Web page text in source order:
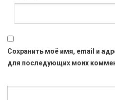
Сохранить моё имя, email и
для последующих моих